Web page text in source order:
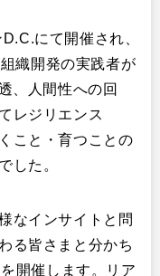
にて開催され、
織開発の実践者が
、人間性への回
レジリエンス
こと・育つことの
した。
なインサイトと問
る皆さまと分かち
開催します。リア